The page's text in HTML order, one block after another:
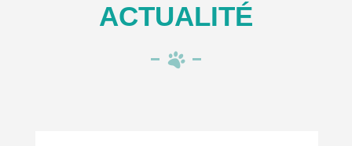
ACTUALITÉ